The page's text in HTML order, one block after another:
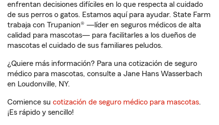
enfrentan decisiones difíciles en lo que respecta al cuidado
de sus perros o gatos. Estamos aquí para ayudar. State Farm
trabaja con Trupanion® —líder en seguros médicos de alta
calidad para mascotas— para facilitarles a los dueños de
mascotas el cuidado de sus familiares peludos.
¿Quiere más información? Para una cotización de seguro
médico para mascotas, consulte a Jane Hans Wasserbach
en Loudonville, NY.
Comience su cotización de seguro médico para mascotas.
¡Es rápido y sencillo!